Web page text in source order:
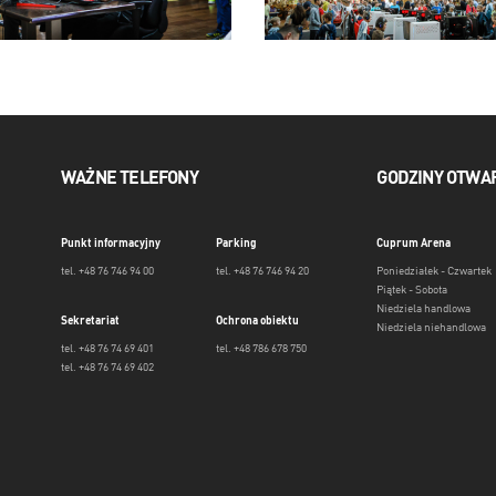
WAŻNE TELEFONY
Punkt informacyjny
tel. +48 76 746 94 00
Parking
tel. +48 76 746 94 20
Sekretariat
tel. +48 76 74 69 401
tel. +48 76 74 69 402
Ochrona obiektu
tel. +48 786 678 750
GODZINY
Cuprum Arena
Poniedziałek - Czwartek
Piątek - Sobota
Niedziela handlowa
Niedziela niehandlowa